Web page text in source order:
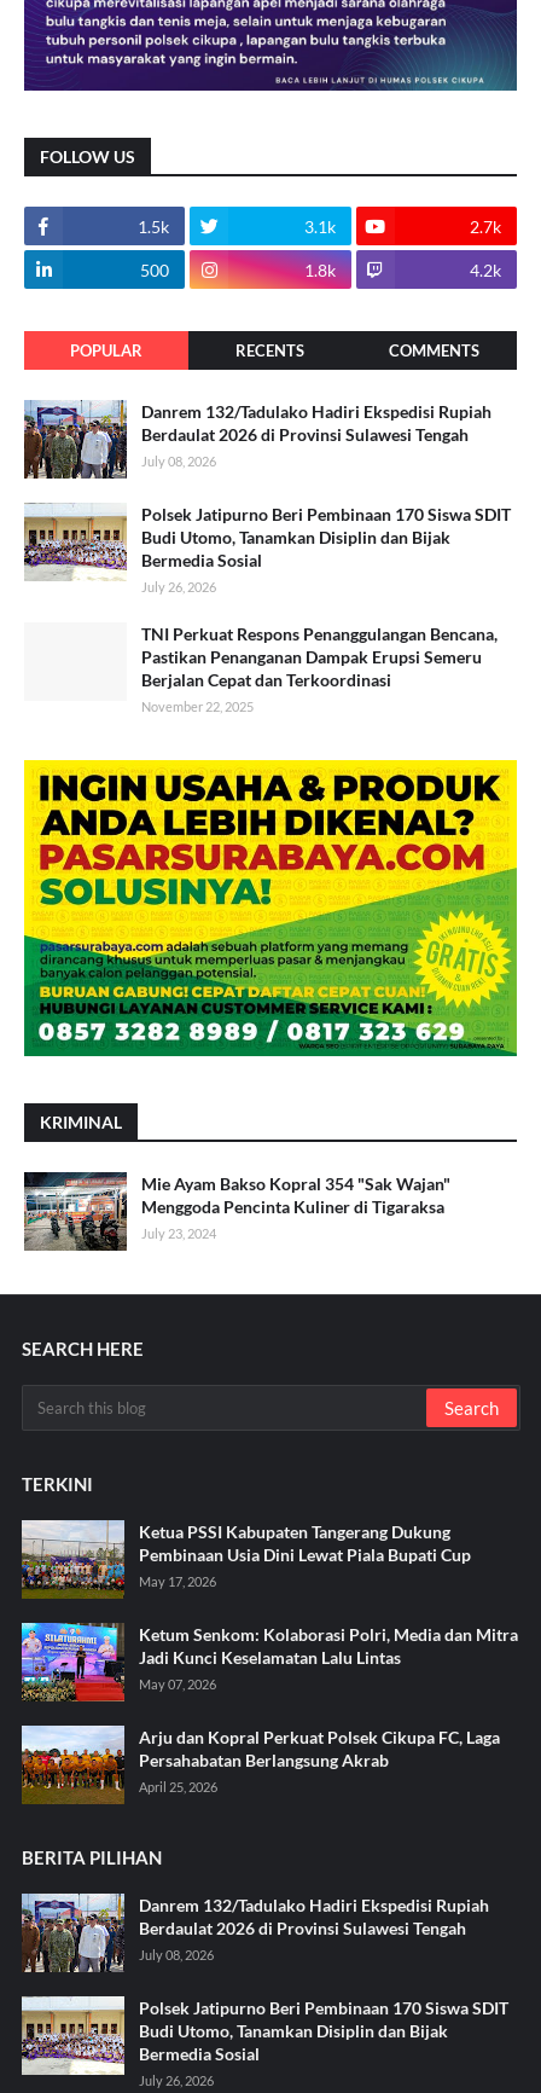
FOLLOW US
1.5k 3.1k 2.7k
500 1.8k 4.2k
POPULAR RECENTS COMMENTS
Danrem 132/Tadulako Hadiri Ekspedisi Rupiah
Berdaulat 2026 di Provinsi Sulawesi Tengah
July 08, 2026
Polsek Jatipurno Beri Pembinaan 170 Siswa SDIT
Budi Utomo, Tanamkan Disiplin dan Bijak
Bermedia Sosial
July 26, 2026
TNI Perkuat Respons Penanggulangan Bencana,
Pastikan Penanganan Dampak Erupsi Semeru
Berjalan Cepat dan Terkoordinasi
November 22, 2025
KRIMINAL
Mie Ayam Bakso Kopral 354 "Sak Wajan"
Menggoda Pencinta Kuliner di Tigaraksa
July 23, 2024
SEARCH HERE
TERKINI
Ketua PSSI Kabupaten Tangerang Dukung
Pembinaan Usia Dini Lewat Piala Bupati Cup
May 17, 2026
Ketum Senkom: Kolaborasi Polri, Media dan Mitra
Jadi Kunci Keselamatan Lalu Lintas
May 07, 2026
Arju dan Kopral Perkuat Polsek Cikupa FC, Laga
Persahabatan Berlangsung Akrab
April 25, 2026
BERITA PILIHAN
Danrem 132/Tadulako Hadiri Ekspedisi Rupiah
Berdaulat 2026 di Provinsi Sulawesi Tengah
July 08, 2026
Polsek Jatipurno Beri Pembinaan 170 Siswa SDIT
Budi Utomo, Tanamkan Disiplin dan Bijak
Bermedia Sosial
July 26, 2026